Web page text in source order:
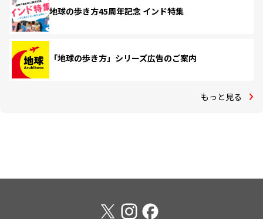
地球の歩き方45周年記念 インド特集
「地球の歩き方」シリーズ広告のご案内
もっと見る